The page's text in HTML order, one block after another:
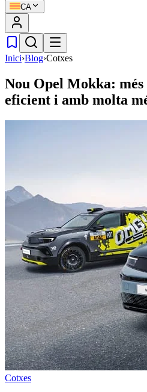
CA
Inici›Blog›Cotxes
Nou Opel Mokka: més
eficient i amb molta
Cotxes